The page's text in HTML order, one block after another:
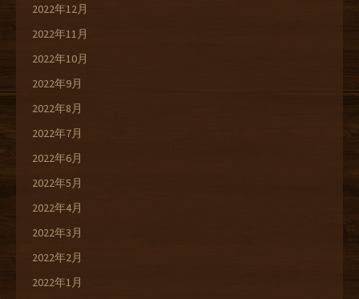
2022年12月
2022年11月
2022年10月
2022年9月
2022年8月
2022年7月
2022年6月
2022年5月
2022年4月
2022年3月
2022年2月
2022年1月